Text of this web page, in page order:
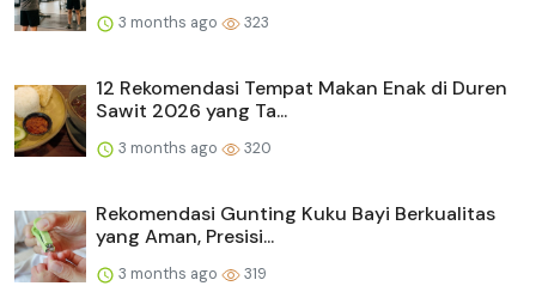
3 months ago 323
12 Rekomendasi Tempat Makan Enak di Duren
Sawit 2026 yang Ta...
3 months ago 320
Rekomendasi Gunting Kuku Bayi Berkualitas
yang Aman, Presisi...
3 months ago 319